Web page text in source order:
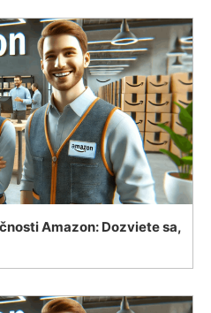
Amazon: Dozviete sa,